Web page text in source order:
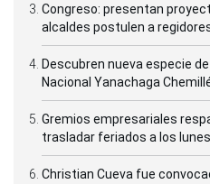
Congreso: presentan
alcaldes postulen a
Descubren nueva especie
Nacional Yanachaga
Gremios empresariales
trasladar feriados a los lunes
Christian Cueva fue